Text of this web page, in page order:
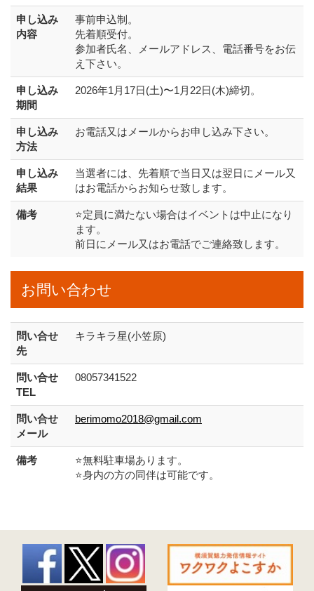
申し込み
内容
事前申込制。
先着順受付。
参加者氏名、メールアドレス、電話番号をお伝
え下さい。
申し込み
期間
2026年1月17日(土)〜1月22日(木)締切。
申し込み
方法
お電話又はメールからお申し込み下さい。
申し込み
結果
当選者には、先着順で当日又は翌日にメール又
はお電話からお知らせ致します。
備考
⭐️定員に満たない場合はイベントは中止になり
ます。
前日にメール又はお電話でご連絡致します。
お問い合わせ
問い合せ
先
キラキラ星(小笠原)
問い合せ
TEL
08057341522
問い合せ
メール
berimomo2018@gmail.com
備考
⭐️無料駐車場あります。
⭐️身内の方の同伴は可能です。